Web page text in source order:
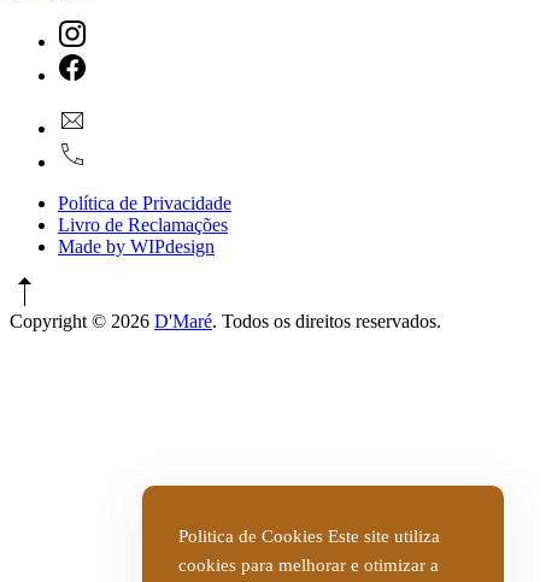
New
Window
Window
Política de Privacidade
Livro de Reclamações
Made by WIPdesign
Copyright © 2026 D'Maré. Todos os direitos reservados.
Politica de Cookies Este site utiliza
cookies para melhorar e otimizar a